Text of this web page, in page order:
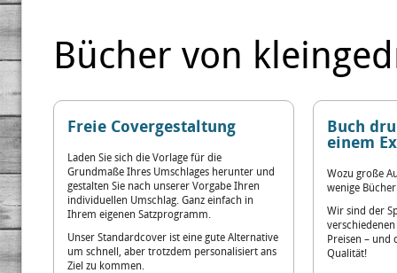
Bücher von
Freie Covergestaltung
Laden Sie sich die Vorlage für die
Grundmaße Ihres Umschlages herunter und
gestalten Sie nach unserer Vorgabe Ihren
individuellen Umschlag. Ganz einfach in
Ihrem eigenen Satzprogramm.
Unser Standardcover ist eine gute Alternative
um schnell, aber trotzdem personalisiert ans
Ziel zu kommen.
Buch
einem
Wozu große
wenige
Wir sind der
Preisen – und
Qualität!